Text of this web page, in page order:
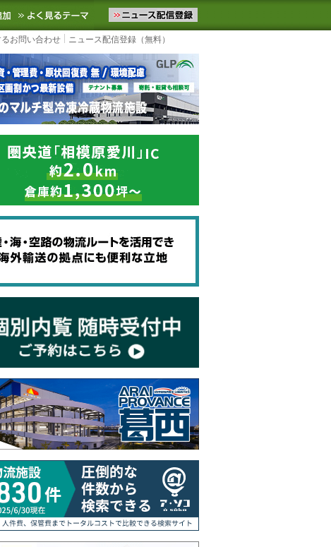
ニュースをお届けします。物流ニュースメール配信を登録す
お気に入りに追加 よく見るテーマ
お問い合わせ ニュース配信登録（無料）